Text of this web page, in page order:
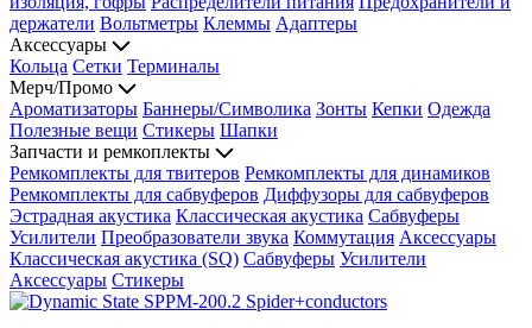
держатели Вольтметры Клеммы Адаптеры
Аксессуары
Кольца Сетки Терминалы
Мерч/Промо
Ароматизаторы Баннеры/Символика Зонты Кепки Одежда
Полезные вещи Стикеры Шапки
Запчасти и ремкоплекты
Ремкомплекты для твитеров Ремкомплекты для динамиков
Ремкомплекты для сабвуферов Диффузоры для сабвуферов
Эстрадная акустика Классическая акустика Сабвуферы
Усилители Преобразователи звука Коммутация Аксессуары
Классическая акустика (SQ) Сабвуферы Усилители
Аксессуары Стикеры